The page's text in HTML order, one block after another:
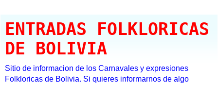
ENTRADAS FOLKLORICAS
DE BOLIVIA
Sitio de informacion de los Carnavales y expresiones
Folkloricas de Bolivia. Si quieres informarnos de algo